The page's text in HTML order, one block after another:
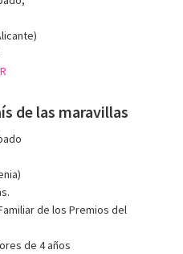
de las maravillas
de los Premios del
de 4 años